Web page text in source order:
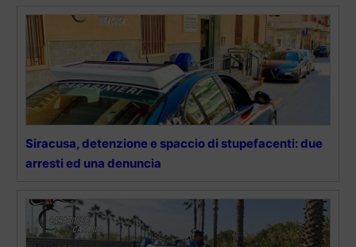
Siracusa, detenzione e spaccio di stupefacenti: due
arresti ed una denuncia